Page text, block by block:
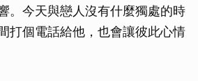
。今天與戀人沒有什麼獨處的時
打個電話給他，也會讓彼此心情